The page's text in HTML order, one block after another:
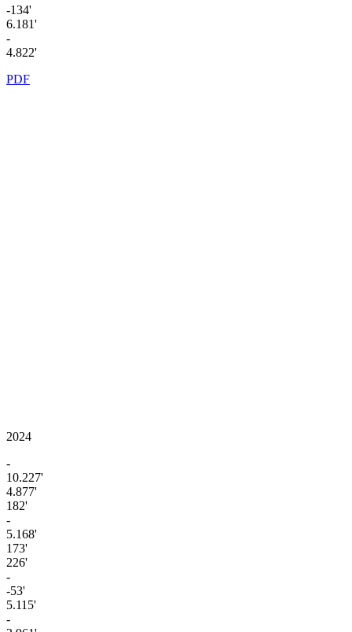
-134'
6.181'
-
4.822'
PDF
2024
-
10.227'
4.877'
182'
-
5.168'
173'
226'
-
-53'
5.115'
-